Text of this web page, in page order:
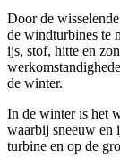
Door de
de windturbines te
ijs, stof, hitte en
de winter.
In de winter is het
waarbij sneeuw en
turbine en op de